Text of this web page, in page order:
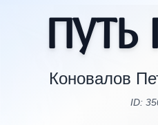
Путь
Коновалов
ID: